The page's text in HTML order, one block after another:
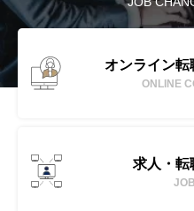
オンライン転
ONLINE
求人・転